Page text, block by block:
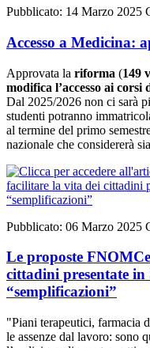
Pubblicato: 14 Marzo 2025
Accesso a Medicina:
Approvata la riforma (149
modifica l’accesso ai
Dal 2025/2026 non ci sarà
studenti potranno
al termine del primo
nazionale che considererà
Pubblicato: 06 Marzo 2025
Le proposte
cittadini presentate in
“semplificazioni”
"Piani terapeutici, farmacia
le assenze dal lavoro: sono